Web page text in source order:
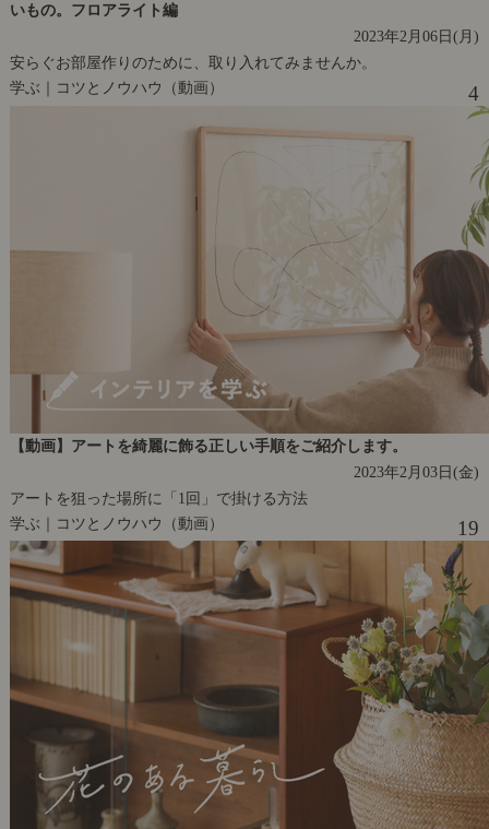
いもの。フロアライト編
2023年2月06日(月)
安らぐお部屋作りのために、取り入れてみませんか。
学ぶ｜コツとノウハウ（動画）
4
【動画】アートを綺麗に飾る正しい手順をご紹介します。
2023年2月03日(金)
アートを狙った場所に「1回」で掛ける方法
学ぶ｜コツとノウハウ（動画）
19